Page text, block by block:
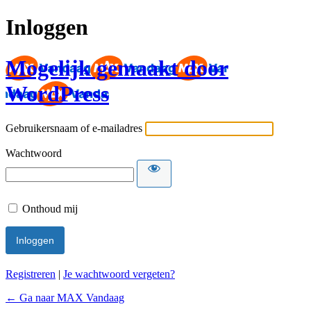
Inloggen
Mogelijk gemaakt door
WordPress
Gebruikersnaam of e-mailadres
Wachtwoord
Onthoud mij
Registreren | Je wachtwoord vergeten?
← Ga naar MAX Vandaag